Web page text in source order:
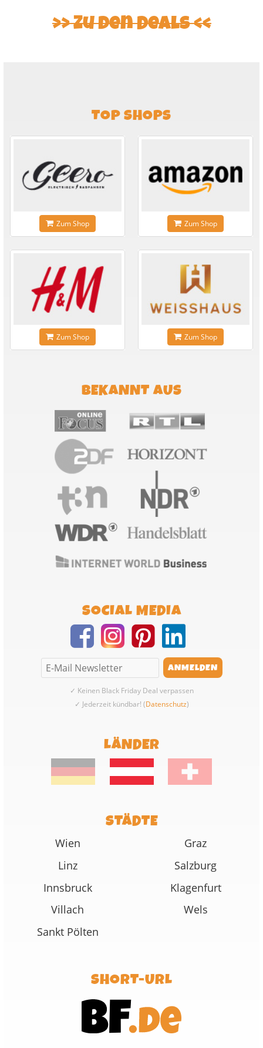
Zu den Deals
TOP SHOPS
Zum Shop Zum Shop
Zum Shop Zum Shop
BEKANNT AUS
SOCIAL MEDIA
✓ Keinen Black Friday Deal verpassen
✓ Jederzeit kündbar! (Datenschutz)
LÄNDER
STÄDTE
Wien
Graz
Linz
Salzburg
Innsbruck
Klagenfurt
Villach
Wels
Sankt Pölten
SHORT-URL